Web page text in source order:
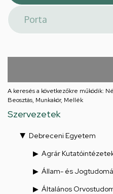
A keresés a következőkre működik:
Beosztás, Munkakör, Mellék
Szervezetek
Debreceni Egyetem
Agrár
Állam- és
Általános